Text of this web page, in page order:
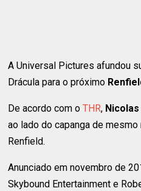
A Universal Pictures afundou
Drácula para o próximo
De acordo com oTHR, Nicolas
ao lado do capanga de
Renfield.
Anunciado em novembro de
Skybound Entertainment e